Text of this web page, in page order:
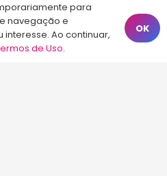
para
navegação e
Ao continuar,
de Uso.
OK